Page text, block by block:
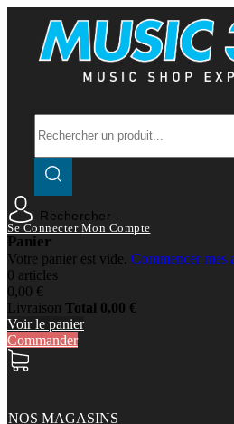
Rechercher
Se Connecter Mon Compte
Panier
Votre panier est vide. Commencer mes
0 articles
0,00 €
Livraison Total 0,00 €
Voir le panier
Commander
NOS MAGASINS